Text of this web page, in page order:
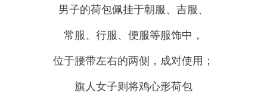
男子的荷包佩挂于朝服、吉服、
常服、行服、便服等服饰中，
位于腰带左右的两侧，成对使用；
旗人女子则将鸡心形荷包